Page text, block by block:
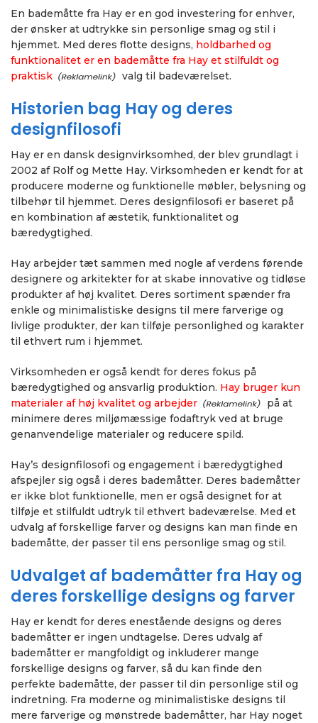
En bademåtte fra Hay er en god investering for enhver,
der ønsker at udtrykke sin personlige smag og stil i
hjemmet. Med deres flotte designs, holdbarhed og
funktionalitet er en bademåtte fra Hay et stilfuldt og
praktisk
valg til badeværelset.
Historien bag Hay og deres
designfilosofi
Hay er en dansk designvirksomhed, der blev grundlagt i
2002 af Rolf og Mette Hay. Virksomheden er kendt for at
producere moderne og funktionelle møbler, belysning og
tilbehør til hjemmet. Deres designfilosofi er baseret på
en kombination af æstetik, funktionalitet og
bæredygtighed.
Hay arbejder tæt sammen med nogle af verdens førende
designere og arkitekter for at skabe innovative og tidløse
produkter af høj kvalitet. Deres sortiment spænder fra
enkle og minimalistiske designs til mere farverige og
livlige produkter, der kan tilføje personlighed og karakter
til ethvert rum i hjemmet.
Virksomheden er også kendt for deres fokus på
bæredygtighed og ansvarlig produktion. Hay bruger kun
materialer af høj kvalitet og arbejder
på at
minimere deres miljømæssige fodaftryk ved at bruge
genanvendelige materialer og reducere spild.
Hay’s designfilosofi og engagement i bæredygtighed
afspejler sig også i deres bademåtter. Deres bademåtter
er ikke blot funktionelle, men er også designet for at
tilføje et stilfuldt udtryk til ethvert badeværelse. Med et
udvalg af forskellige farver og designs kan man finde en
bademåtte, der passer til ens personlige smag og stil.
Udvalget af bademåtter fra Hay og
deres forskellige designs og farver
Hay er kendt for deres enestående designs og deres
bademåtter er ingen undtagelse. Deres udvalg af
bademåtter er mangfoldigt og inkluderer mange
forskellige designs og farver, så du kan finde den
perfekte bademåtte, der passer til din personlige stil og
indretning. Fra moderne og minimalistiske designs til
mere farverige og mønstrede bademåtter, har Hay noget